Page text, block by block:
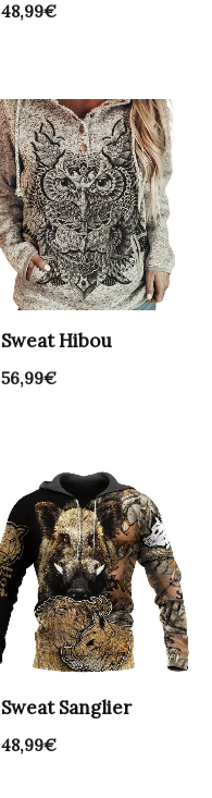
48,99€
Sweat Hibou
56,99€
Sweat Sanglier
48,99€